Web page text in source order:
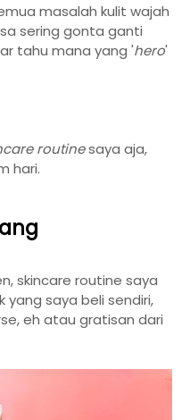
masalah kulit wajah
sering gonta ganti
tahu mana yang 'hero'
routinesaya aja,
hari.
skincare routine saya
yang saya beli sendiri,
eh atau gratisan dari